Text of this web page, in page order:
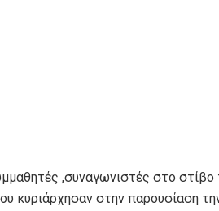
,συναγωνιστές στο στίβο
κυριάρχησαν στην παρουσίαση